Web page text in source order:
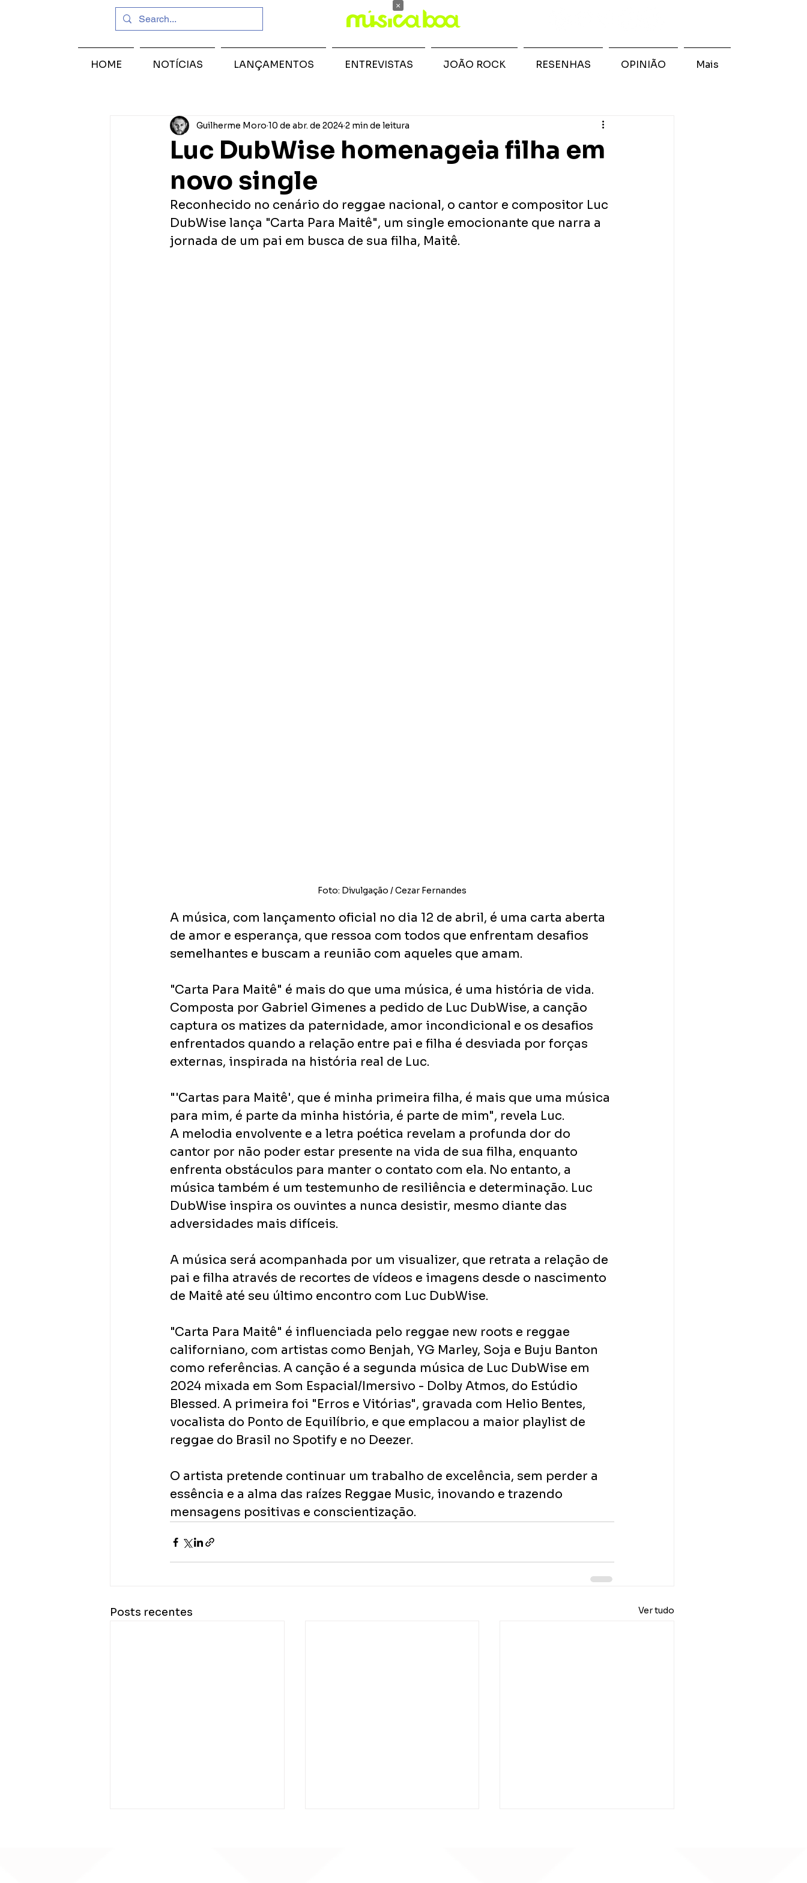
Luc DubWise homenageia filha em
novo single
Guilherme Moro 10 de abr. de 20242 min de leitura
Reconhecido no cenário do reggae nacional, o cantor e compositor Luc
DubWise lança "Carta Para Maitê", um single emocionante que narra a
jornada de um pai em busca de sua filha, Maitê.
Foto: Divulgação / Cezar Fernandes
A música, com lançamento oficial no dia 12 de abril, é uma carta aberta
de amor e esperança, que ressoa com todos que enfrentam desafios
semelhantes e buscam a reunião com aqueles que amam.
"Carta Para Maitê" é mais do que uma música, é uma história de vida.
Composta por Gabriel Gimenes a pedido de Luc DubWise, a canção
captura os matizes da paternidade, amor incondicional e os desafios
enfrentados quando a relação entre pai e filha é desviada por forças
externas, inspirada na história real de Luc.
"'Cartas para Maitê', que é minha primeira filha, é mais que uma música
para mim, é parte da minha história, é parte de mim", revela Luc.
A melodia envolvente e a letra poética revelam a profunda dor do
cantor por não poder estar presente na vida de sua filha, enquanto
enfrenta obstáculos para manter o contato com ela. No entanto, a
música também é um testemunho de resiliência e determinação. Luc
DubWise inspira os ouvintes a nunca desistir, mesmo diante das
adversidades mais difíceis.
A música será acompanhada por um visualizer, que retrata a relação de
pai e filha através de recortes de vídeos e imagens desde o nascimento
de Maitê até seu último encontro com Luc DubWise.
"Carta Para Maitê" é influenciada pelo reggae new roots e reggae
californiano, com artistas como Benjah, YG Marley, Soja e Buju Banton
como referências. A canção é a segunda música de Luc DubWise em
2024 mixada em Som Espacial/Imersivo - Dolby Atmos, do Estúdio
Blessed. A primeira foi "Erros e Vitórias", gravada com Helio Bentes,
vocalista do Ponto de Equilíbrio, e que emplacou a maior playlist de
reggae do Brasil no Spotify e no Deezer.
O artista pretende continuar um trabalho de excelência, sem perder a
essência e a alma das raízes Reggae Music, inovando e trazendo
mensagens positivas e conscientização.
Posts recentes Ver tudo
HOME NOTÍCIAS LANÇAMENTOS ENTREVISTAS JOÃO ROCK RESENHAS OPINIÃO Mais
×